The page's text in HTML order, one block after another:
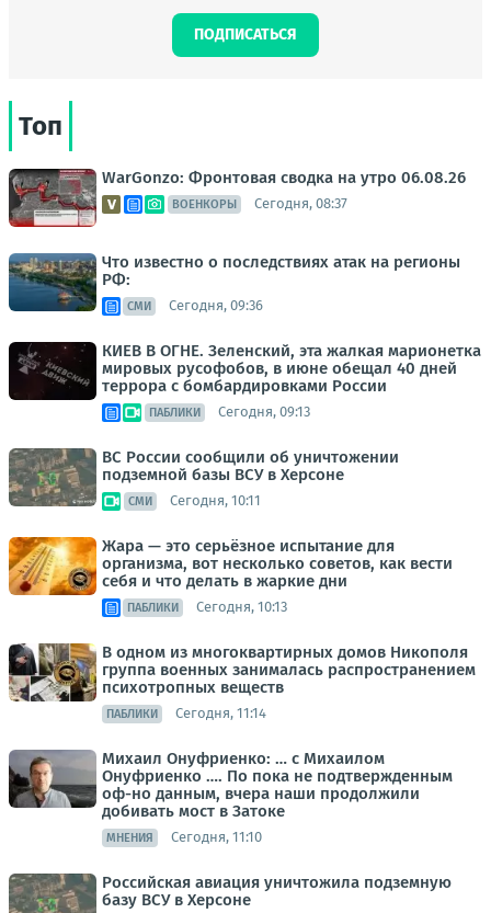
ПОДПИСАТЬСЯ
Топ
WarGonzo: Фронтовая сводка на утро 06.08.26
ВОЕНКОРЫ Сегодня, 08:37
Что известно о последствиях атак на регионы
РФ:
СМИ Сегодня, 09:36
КИЕВ В ОГНЕ. Зеленский, эта жалкая марионетка
мировых русофобов, в июне обещал 40 дней
террора с бомбардировками России
ПАБЛИКИ Сегодня, 09:13
ВС России сообщили об уничтожении
подземной базы ВСУ в Херсоне
СМИ Сегодня, 10:11
Жара — это серьёзное испытание для
организма, вот несколько советов, как вести
себя и что делать в жаркие дни
ПАБЛИКИ Сегодня, 10:13
В одном из многоквартирных домов Никополя
группа военных занималась распространением
психотропных веществ
ПАБЛИКИ Сегодня, 11:14
Михаил Онуфриенко: … с Михаилом
Онуфриенко …. По пока не подтвержденным
оф-но данным, вчера наши продолжили
добивать мост в Затоке
МНЕНИЯ Сегодня, 11:10
Российская авиация уничтожила подземную
базу ВСУ в Херсоне